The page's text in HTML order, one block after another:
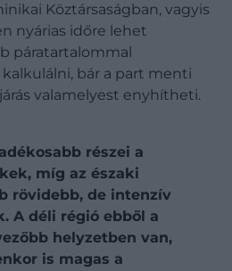
Köztársaságban, vagyis
nyárias időre lehet
páratartalommal
bár a part menti
valamelyest enyhítheti.
részei a
míg az északi
rövidebb, de intenzív
A déli régió ebből a
helyzetben van,
is magas a